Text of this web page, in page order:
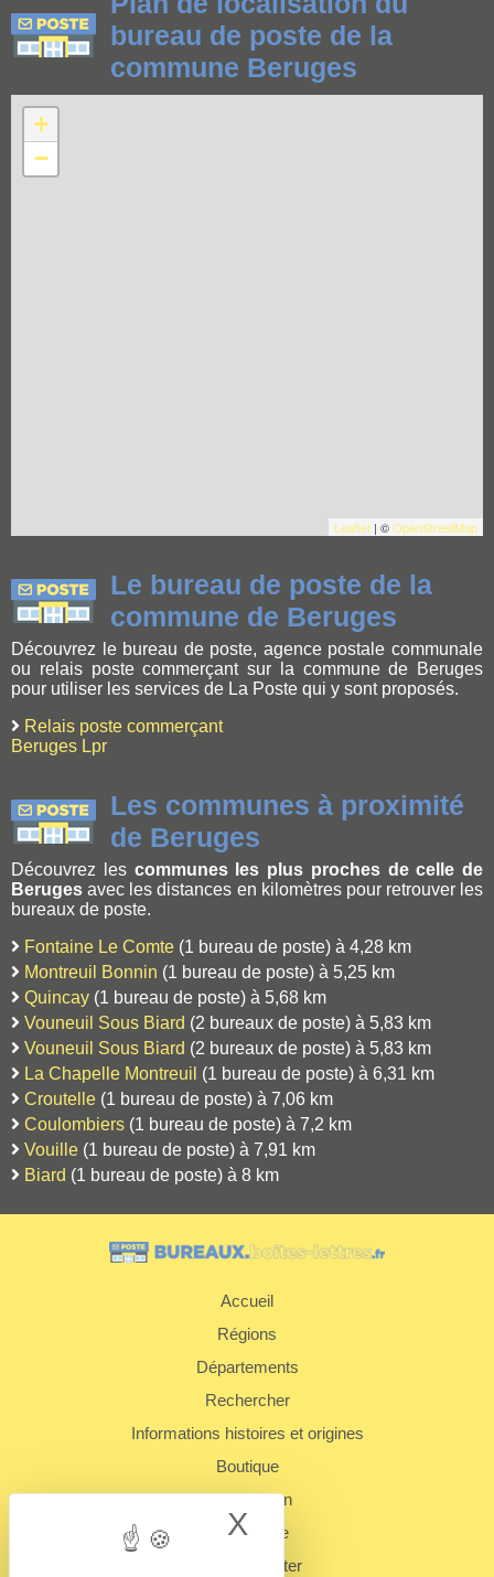
bureau de poste de la
commune Beruges
+
−
Leaflet | ©OpenStreetMap
Le bureau de poste de la
commune de Beruges
Découvrez le bureau de poste, agence postale communale
ou relais poste commerçant sur la commune de Beruges
pour utiliser les services de La Poste qui y sont proposés.
Relais poste commerçant
Beruges Lpr
Les communes à proximité
de Beruges
Découvrez les communes les plus proches de celle de
Beruges avec les distances en kilomètres pour retrouver les
bureaux de poste.
Fontaine Le Comte (1 bureau de poste) à 4,28 km
Montreuil Bonnin (1 bureau de poste) à 5,25 km
Quincay (1 bureau de poste) à 5,68 km
Vouneuil Sous Biard (2 bureaux de poste) à 5,83 km
Vouneuil Sous Biard (2 bureaux de poste) à 5,83 km
La Chapelle Montreuil (1 bureau de poste) à 6,31 km
Croutelle (1 bureau de poste) à 7,06 km
Coulombiers (1 bureau de poste) à 7,2 km
Vouille (1 bureau de poste) à 7,91 km
Biard (1 bureau de poste) à 8 km
Accueil
Régions
Départements
Rechercher
Informations histoires et origines
Boutique
Présentation
Plan du site
Nous contacter
X Hide cookie